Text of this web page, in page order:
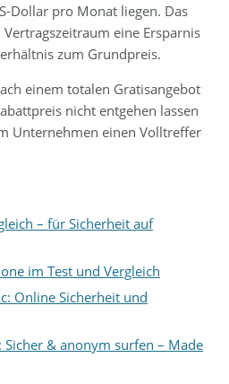
Dollar pro Monat liegen. Das
eine Ersparnis
zum Grundpreis.
einem totalen Gratisangebot
nicht entgehen lassen
Unternehmen einen Volltreffer
– für Sicherheit auf
im Test und Vergleich
Online Sicherheit und
Sicher & anonym surfen – Made